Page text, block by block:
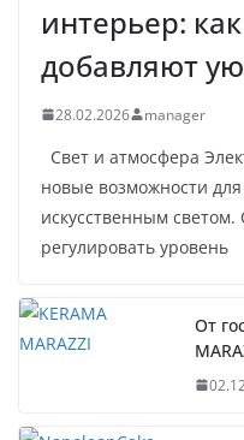
интерьер:
добавляют
28.02.2026 manager
Свет и атмосфера
новые возможности
искусственным
регулировать уровень
От